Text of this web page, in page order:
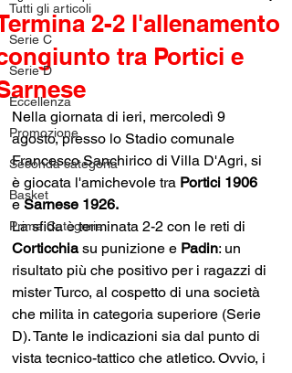
Tutti gli articoli
Serie C
Serie D
Eccellenza
Promozione
Seconda categoria
Basket
Prima Categoria
2-2 l'allenamento
tra Portici e
Nella giornata di ieri, mercoledì 9
agosto, presso lo Stadio comunale
Francesco Sanchirico di Villa D'Agri, si
è giocata l'amichevole tra Portici 1906
e Sarnese 1926.
La sfida è terminata 2-2 con le reti di
Corticchia su punizione e Padin: un
risultato più che positivo per i ragazzi di
mister Turco, al cospetto di una società
che milita in categoria superiore (Serie
D). Tante le indicazioni sia dal punto di
vista tecnico-tattico che atletico. Ovvio, i